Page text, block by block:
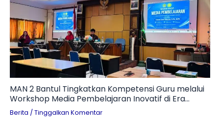
MAN 2 Bantul Tingkatkan Kompetensi Guru melalui
Workshop Media Pembelajaran Inovatif di Era
Digital
Berita / Tinggalkan Komentar